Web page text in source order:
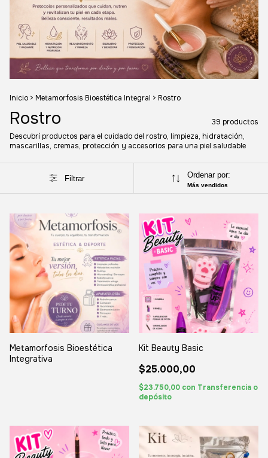
Inicio > Metamorfosis Bioestética Integral > Rostro
Rostro
39 productos
Descubrí productos para el cuidado del rostro, limpieza, hidratación,
mascarillas, cremas, protección y accesorios para una piel saludable
Filtrar Ordenar por:
Más vendidos
Metamorfosis Bioestética
Integrativa
Kit Beauty Basic
$25.000,00
$23.750,00 con Transferencia o
depósito